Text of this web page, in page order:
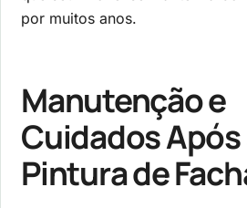
por muitos anos.
Manutenção e
Cuidados Após
Pintura de